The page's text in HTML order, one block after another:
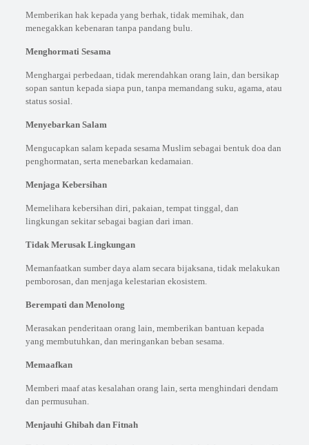
Memberikan hak kepada yang berhak, tidak memihak, dan
menegakkan kebenaran tanpa pandang bulu.
Menghormati Sesama
Menghargai perbedaan, tidak merendahkan orang lain, dan bersikap
sopan santun kepada siapa pun, tanpa memandang suku, agama, atau
status sosial.
Menyebarkan Salam
Mengucapkan salam kepada sesama Muslim sebagai bentuk doa dan
penghormatan, serta menebarkan kedamaian.
Menjaga Kebersihan
Memelihara kebersihan diri, pakaian, tempat tinggal, dan
lingkungan sekitar sebagai bagian dari iman.
Tidak Merusak Lingkungan
Memanfaatkan sumber daya alam secara bijaksana, tidak melakukan
pemborosan, dan menjaga kelestarian ekosistem.
Berempati dan Menolong
Merasakan penderitaan orang lain, memberikan bantuan kepada
yang membutuhkan, dan meringankan beban sesama.
Memaafkan
Memberi maaf atas kesalahan orang lain, serta menghindari dendam
dan permusuhan.
Menjauhi Ghibah dan Fitnah